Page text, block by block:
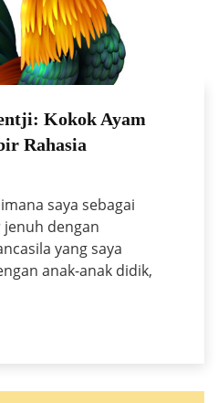
Kokok Ayam
Rahasia
saya sebagai
jenuh dengan
yang saya
anak-anak didik,